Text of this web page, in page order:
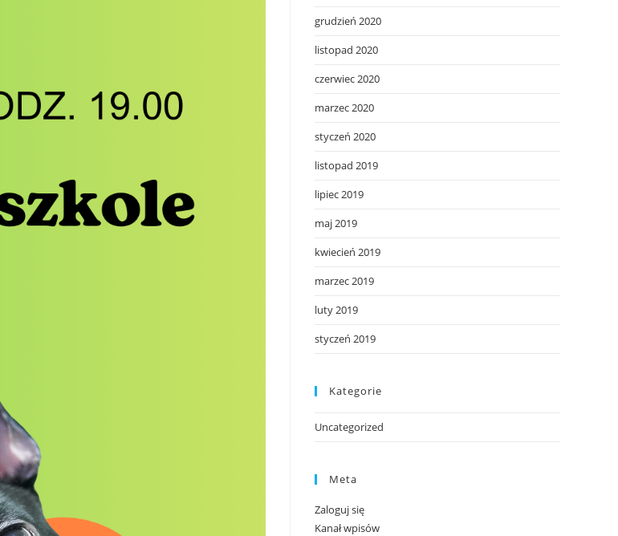
grudzień 2020
listopad 2020
czerwiec 2020
marzec 2020
styczeń 2020
listopad 2019
lipiec 2019
maj 2019
kwiecień 2019
marzec 2019
luty 2019
styczeń 2019
Kategorie
Uncategorized
Meta
Zaloguj się
Kanał wpisów